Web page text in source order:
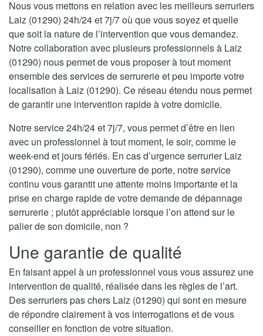
Nous vous mettons en relation avec les meilleurs serruriers
Laiz (01290) 24h/24 et 7j/7 où que vous soyez et quelle
que soit la nature de l’intervention que vous demandez.
Notre collaboration avec plusieurs professionnels à Laiz
(01290) nous permet de vous proposer à tout moment
ensemble des services de serrurerie et peu importe votre
localisation à Laiz (01290). Ce réseau étendu nous permet
de garantir une intervention rapide à votre domicile.
Notre service 24h/24 et 7j/7, vous permet d’être en lien
avec un professionnel à tout moment, le soir, comme le
week-end et jours fériés. En cas d’urgence serrurier Laiz
(01290), comme une ouverture de porte, notre service
continu vous garantit une attente moins importante et la
prise en charge rapide de votre demande de dépannage
serrurerie ; plutôt appréciable lorsque l’on attend sur le
palier de son domicile, non ?
Une garantie de qualité
En faisant appel à un professionnel vous vous assurez une
intervention de qualité, réalisée dans les règles de l’art.
Des serruriers pas chers Laiz (01290) qui sont en mesure
de répondre clairement à vos interrogations et de vous
conseiller en fonction de votre situation.